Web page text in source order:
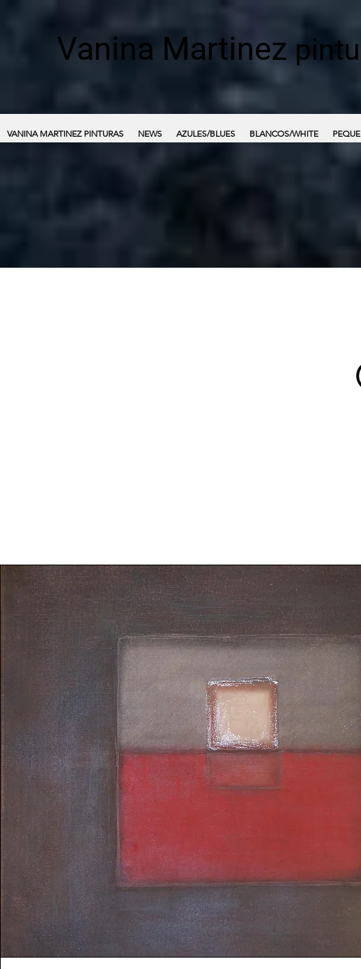
Vanina Martinez
VANINA MARTINEZ PINTURAS NEWS AZULES/BLUES BLANCOS/WHITE